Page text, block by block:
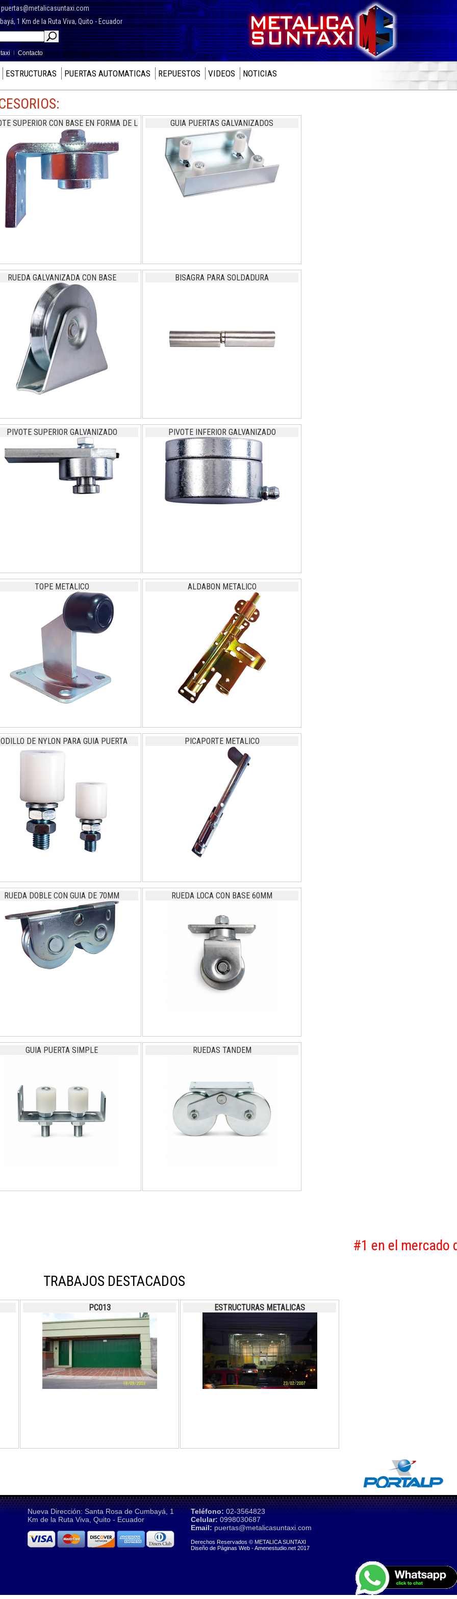
puertas@metalicasuntaxi.com
1 Km de la Ruta Viva, Quito - Ecuador
Contacto
ESTRUCTURAS PUERTAS AUTOMATICAS REPUESTOS VIDEOS NOTICIAS
SUPERIOR CON BASE EN FORMA DE L GUIA PUERTAS GALVANIZADOS
RUEDA GALVANIZADA CON BASE BISAGRA PARA SOLDADURA
PIVOTE SUPERIOR GALVANIZADO PIVOTE INFERIOR GALVANIZADO
TOPE METALICO ALDABON METALICO
DE NYLON PARA GUIA PUERTA PICAPORTE METALICO
RUEDA DOBLE CON GUIA DE 70MM RUEDA LOCA CON BASE 60MM
GUIA PUERTA SIMPLE RUEDAS TANDEM
#1 en el mercado
TRABAJOS DESTACADOS
PC013 ESTRUCTURAS METALICAS
Nueva Dirección: Santa Rosa de Cumbayá, 1
Km de la Ruta Viva, Quito - Ecuador
Teléfono:02-3564823
Celular: 0998030687
Email: puertas@metalicasuntaxi.com
Derechos Reservados © METALICA SUNTAXI
Diseño de Páginas Web - Amenestudio.net 2017